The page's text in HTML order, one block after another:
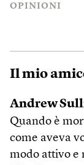
OPINIONI
Il mio
Andrew
Quando è
come aveva
modo attivo e